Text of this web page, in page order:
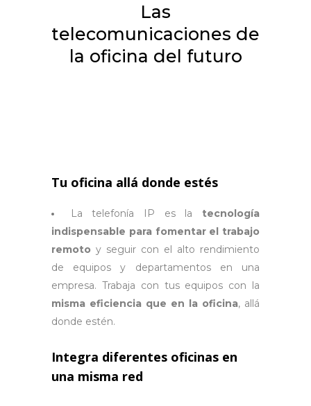
Las
telecomunicaciones de
la oficina del futuro
Tu oficina allá donde estés
La telefonía IP es la tecnología
indispensable para fomentar el trabajo
remoto y seguir con el alto rendimiento
de equipos y departamentos en una
empresa. Trabaja con tus equipos con la
misma eficiencia que en la oficina, allá
donde estén.
Integra diferentes oficinas en
una misma red